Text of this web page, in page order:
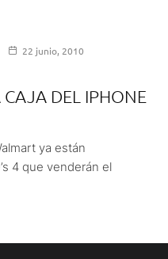
22 junio, 2010
DEL IPHONE
ya están
4 que venderán el